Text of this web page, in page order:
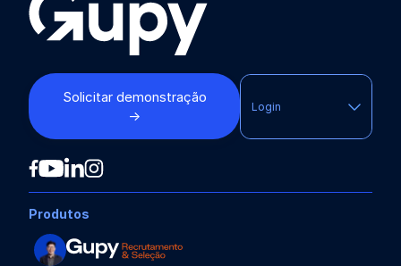
Solicitar demonstração
→
Login
Produtos